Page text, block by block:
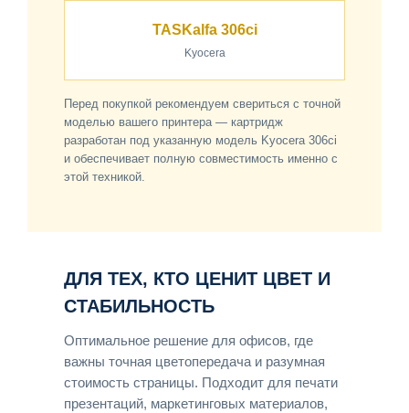
TASKalfa 306ci
Kyocera
Перед покупкой рекомендуем свериться с точной
моделью вашего принтера — картридж
разработан под указанную модель Kyocera 306ci
и обеспечивает полную совместимость именно с
этой техникой.
ДЛЯ ТЕХ, КТО ЦЕНИТ ЦВЕТ И
СТАБИЛЬНОСТЬ
Оптимальное решение для офисов, где
важны точная цветопередача и разумная
стоимость страницы. Подходит для печати
презентаций, маркетинговых материалов,